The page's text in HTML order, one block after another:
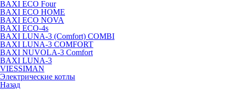
BAXI ECO Four
BAXI ECO HOME
BAXI ECO NOVA
BAXI ECO-4s
BAXI LUNA-3 (Comfort) COMBI
BAXI LUNA-3 COMFORT
BAXI NUVOLA-3 Comfort
BAXI LUNA-3
VIESSIMAN
Электрические котлы
Назад